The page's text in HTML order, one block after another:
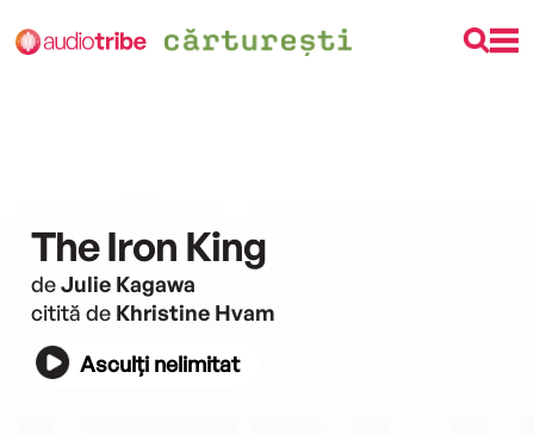
The Iron King
deJulie Kagawa
citită de Khristine Hvam
Asculți nelimitat